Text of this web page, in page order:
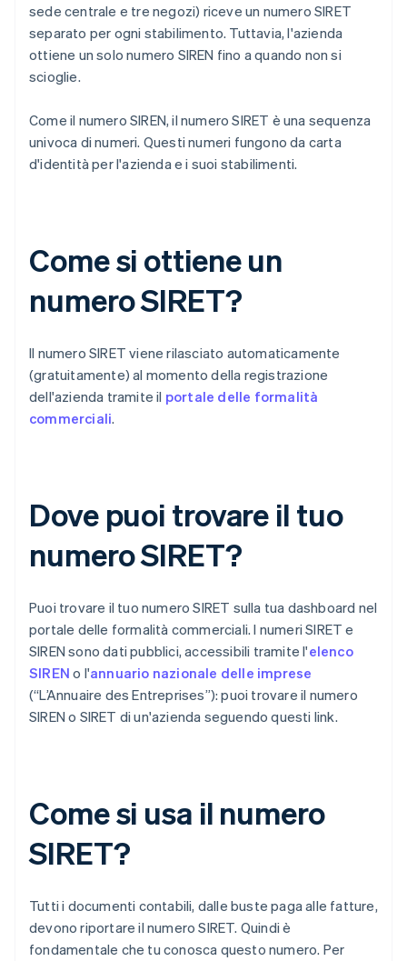
sede centrale e tre negozi) riceve un numero SIRET
separato per ogni stabilimento. Tuttavia, l'azienda
ottiene un solo numero SIREN fino a quando non si
scioglie.
Come il numero SIREN, il numero SIRET è una sequenza
univoca di numeri. Questi numeri fungono da carta
d'identità per l'azienda e i suoi stabilimenti.
Come si ottiene un
numero SIRET?
Il numero SIRET viene rilasciato automaticamente
(gratuitamente) al momento della registrazione
dell'azienda tramite il portale delle formalità
commerciali.
Dove puoi trovare il tuo
numero SIRET?
Puoi trovare il tuo numero SIRET sulla tua dashboard nel
portale delle formalità commerciali. I numeri SIRET e
SIREN sono dati pubblici, accessibili tramite l'elenco
SIREN o l'annuario nazionale delle imprese
(“L’Annuaire des Entreprises”): puoi trovare il numero
SIREN o SIRET di un'azienda seguendo questi link.
Come si usa il numero
SIRET?
Tutti i documenti contabili, dalle buste paga alle fatture,
devono riportare il numero SIRET. Quindi è
fondamentale che tu conosca questo numero. Per